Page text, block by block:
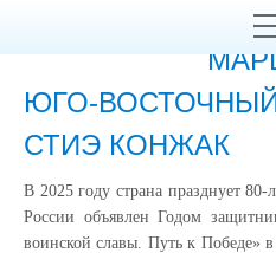
ЮГО-
СТИЭ КОНЖАК
В 2025 году страна празднует
России объявлен Годом
воинской славы. Путь к Победе»